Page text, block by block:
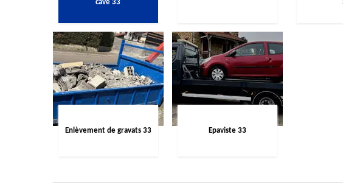
cave 33
Enlèvement de gravats 33 Epaviste 33